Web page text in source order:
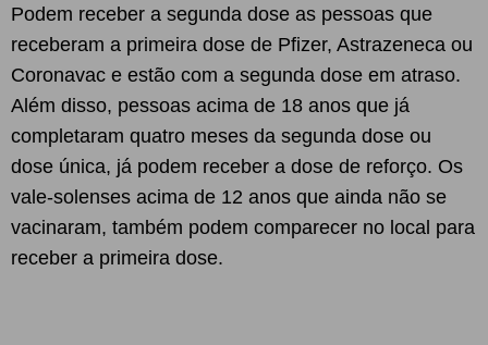
Podem receber a segunda dose as pessoas que
receberam a primeira dose de Pfizer, Astrazeneca ou
Coronavac e estão com a segunda dose em atraso.
Além disso, pessoas acima de 18 anos que já
completaram quatro meses da segunda dose ou
dose única, já podem receber a dose de reforço. Os
vale-solenses acima de 12 anos que ainda não se
vacinaram, também podem comparecer no local para
receber a primeira dose.